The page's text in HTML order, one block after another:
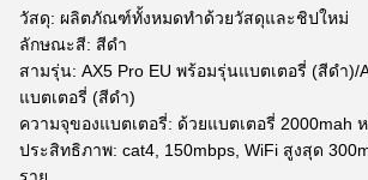
วัสดุ: ผลิตภัณฑ์ทั้งหมดทำด้วยวัสดุและชิปใหม่
ลักษณะสี: สีดำ
สามรุ่น: AX5 Pro EU พร้อมรุ่นแบตเตอรี่ (สีดำ)/
แบตเตอรี่ (สีดำ)
ความจุของแบตเตอรี่: ด้วยแบตเตอรี่ 2000mah
ประสิทธิภาพ: cat4, 150mbps, WiFi สูงสุด